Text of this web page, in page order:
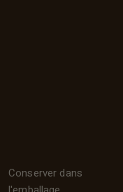
Conserver dans